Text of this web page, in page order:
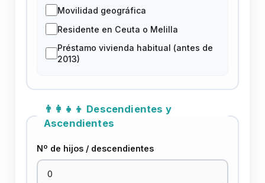
Movilidad geográfica
Residente en Ceuta o Melilla
Préstamo vivienda habitual (antes de
2013)
👨‍👩‍👧‍👦 Descendientes y
Ascendientes
Nº de hijos / descendientes